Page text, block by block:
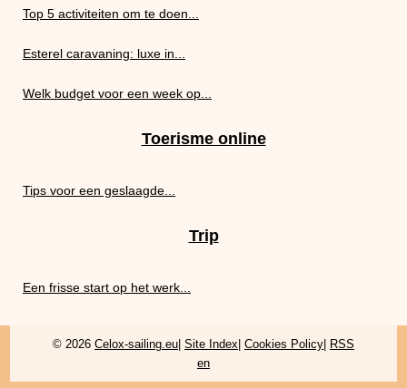
Top 5 activiteiten om te doen...
Esterel caravaning: luxe in...
Welk budget voor een week op...
Toerisme online
Tips voor een geslaagde...
Trip
Een frisse start op het werk...
© 2026 Celox-sailing.eu Site Index Cookies Policy RSS
en